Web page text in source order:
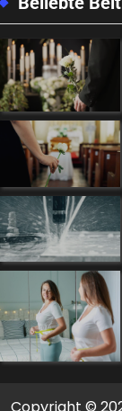
Copyright ©